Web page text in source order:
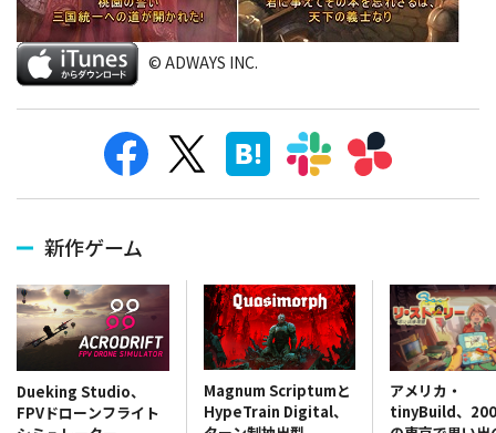
© ADWAYS INC.
新作ゲーム
Dueking Studio、
FPVドローンフライト
Magnum Scriptumと
HypeTrain Digital、
アメリカ・
tinyBuild、